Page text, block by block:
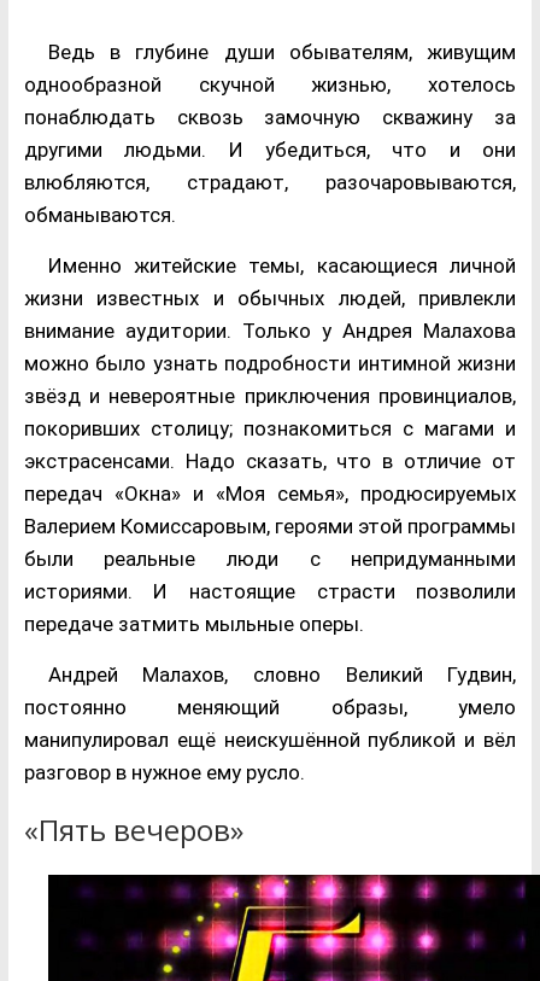
Ведь в глубине души обывателям, живущим
однообразной скучной жизнью, хотелось
понаблюдать сквозь замочную скважину за
другими людьми. И убедиться, что и они
влюбляются, страдают, разочаровываются,
обманываются.
Именно житейские темы, касающиеся личной
жизни известных и обычных людей, привлекли
внимание аудитории. Только у Андрея Малахова
можно было узнать подробности интимной жизни
звёзд и невероятные приключения провинциалов,
покоривших столицу; познакомиться с магами и
экстрасенсами. Надо сказать, что в отличие от
передач «Окна» и «Моя семья», продюсируемых
Валерием Комиссаровым, героями этой программы
были реальные люди с непридуманными
историями. И настоящие страсти позволили
передаче затмить мыльные оперы.
Андрей Малахов, словно Великий Гудвин,
постоянно меняющий образы, умело
манипулировал ещё неискушённой публикой и вёл
разговор в нужное ему русло.
«Пять вечеров»